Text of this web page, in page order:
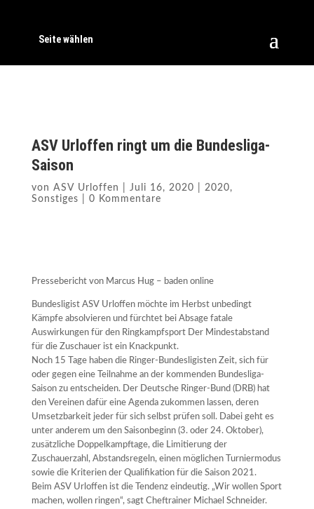
Seite wählen
ASV Urloffen ringt um die Bundesliga-
Saison
von ASV Urloffen Juli 16, 2020 2020,
Sonstiges
0 Kommentare
Pressebericht von Marcus Hug – baden online
Bundesligist ASV Urloffen möchte im Herbst unbedingt
Kämpfe absolvieren und fürchtet bei Absage fatale
Auswirkungen für den Ringkampfsport Der Mindestabstand
für die Zuschauer ist ein Knackpunkt.
Noch 15 Tage haben die Ringer-Bundesligisten Zeit, sich für
oder gegen eine Teilnahme an der kommenden Bundesliga-
Saison zu entscheiden. Der Deutsche Ringer-Bund (DRB) hat
den Vereinen dafür eine Agenda zukommen lassen, deren
Umsetzbarkeit jeder für sich selbst prüfen soll. Dabei geht es
unter anderem um den Saisonbeginn (3. oder 24. Oktober),
zusätzliche Doppelkampftage, die Limitierung der
Zuschauerzahl, Abstandsregeln, einen möglichen Turniermodus
sowie die Kriterien der Qualifikation für die Saison 2021.
Beim ASV Urloffen ist die Tendenz eindeutig. „Wir wollen Sport
machen, wollen ringen“, sagt Cheftrainer Michael Schneider.